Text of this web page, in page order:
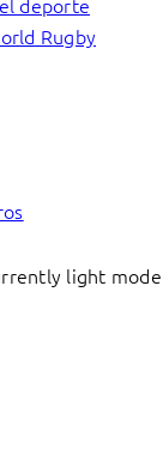
Rugby
light mode